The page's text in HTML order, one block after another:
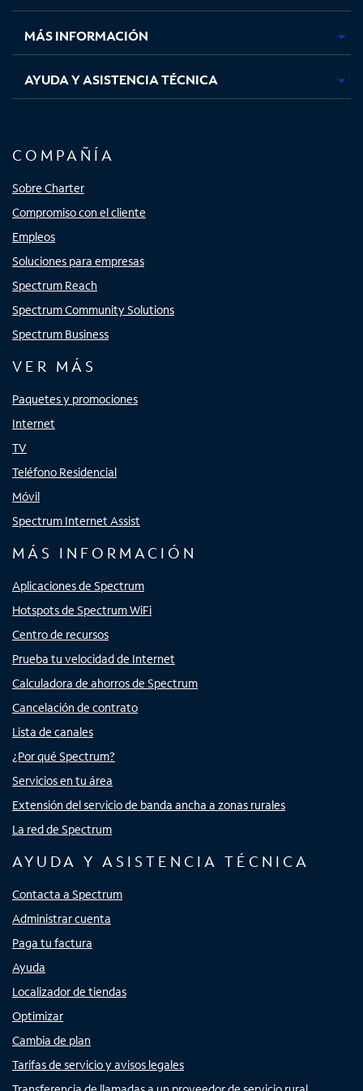
nuevanuevanuevanueva
MÁS INFORMACIÓN
AYUDA Y ASISTENCIA TÉCNICA
COMPAÑÍA
Sobre Charter
Compromiso con el cliente
Empleos
Soluciones para empresas
Spectrum Reach
Spectrum Community Solutions
Spectrum Business
VER MÁS
Paquetes y promociones
Internet
TV
Teléfono Residencial
Móvil
Spectrum Internet Assist
MÁS INFORMACIÓN
Aplicaciones de Spectrum
Hotspots de Spectrum WiFi
Centro de recursos
Prueba tu velocidad de Internet
Calculadora de ahorros de Spectrum
Cancelación de contrato
Lista de canales
¿Por qué Spectrum?
Servicios en tu área
Extensión del servicio de banda ancha a zonas rurales
La red de Spectrum
AYUDA Y ASISTENCIA TÉCNICA
Contacta a Spectrum
Administrar cuenta
Paga tu factura
Ayuda
Localizador de tiendas
Optimizar
Cambia de plan
Tarifas de servicio y avisos legales